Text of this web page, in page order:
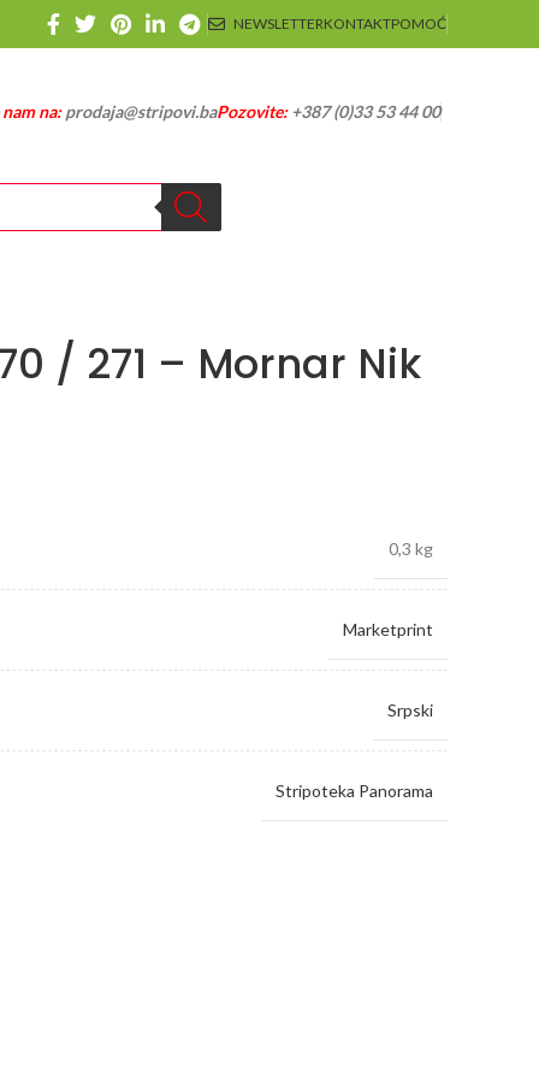
NEWSLETTERKONTAKTPOMOĆ
na:prodaja@stripovi.baPozovite:+387 (0)33 53 44 00
/ 271 – Mornar Nik
0,3 kg
Marketprint
Srpski
Stripoteka Panorama